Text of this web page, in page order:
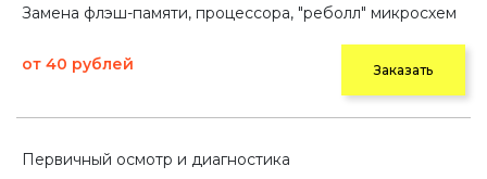
Замена флэш-памяти, процессора, "реболл" микросхем
от 40 рублей Заказать
Первичный осмотр и диагностика